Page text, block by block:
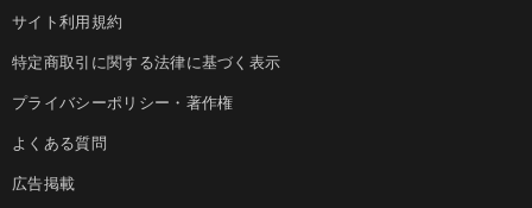
サイト利用規約
特定商取引に関する法律に基づく表示
プライバシーポリシー・著作権
よくある質問
広告掲載